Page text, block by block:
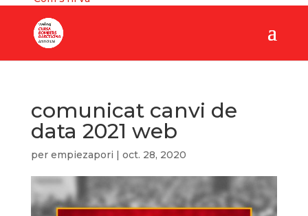
comunicat canvi de
data 2021 web
per empiezapori | oct. 28, 2020